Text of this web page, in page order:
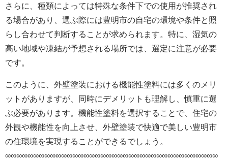
さらに、種類によっては特殊な条件下での使用が推奨され
る場合があり、選ぶ際には豊明市の自宅の環境や条件と照
らし合わせて判断することが求められます。特に、湿気の
高い地域や凍結が予想される場所では、選定に注意が必要
です。
このように、外壁塗装における機能性塗料には多くのメリ
ットがありますが、同時にデメリットも理解し、慎重に選
ぶ必要があります。機能性塗料を選択することで、住宅の
外観や機能性を向上させ、外壁塗装で快適で美しい豊明市
の住環境を実現することができるでしょう。
∞∞∞∞∞∞∞∞∞∞∞∞∞∞∞∞∞∞∞∞∞∞∞∞∞∞∞∞∞∞∞∞∞∞∞∞∞∞